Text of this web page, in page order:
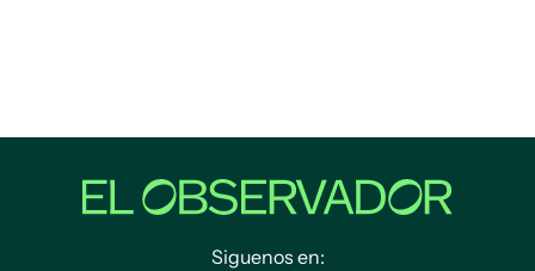
Siguenos en: